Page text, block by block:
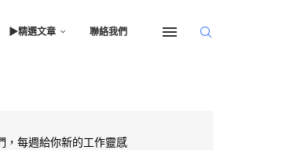
▶︎精選文章 聯絡我們
，每週給你新的工作靈感